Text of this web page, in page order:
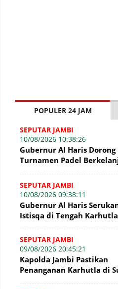
POPULER 24 JAM
SEPUTAR JAMBI
10/08/2026 10:38:26
Gubernur Al Haris Dorong
Turnamen Padel
Kebersamaan Masyaraka
SEPUTAR JAMBI
10/08/2026 09:38:11
Gubernur Al Haris
Istisqa di Tengah Karhutla
SEPUTAR JAMBI
09/08/2026 20:45:21
Kapolda Jambi Pastikan
Penanganan Karhutla di